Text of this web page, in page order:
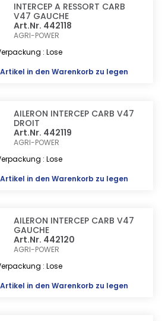
INTERCEP A RESSORT CARB
V47 GAUCHE
Art.Nr. 442118
AGRI-POWER
: Lose
in den Warenkorb zu legen
AILERON INTERCEP CARB V47
DROIT
Art.Nr. 442119
AGRI-POWER
: Lose
in den Warenkorb zu legen
AILERON INTERCEP CARB V47
GAUCHE
Art.Nr. 442120
AGRI-POWER
: Lose
in den Warenkorb zu legen